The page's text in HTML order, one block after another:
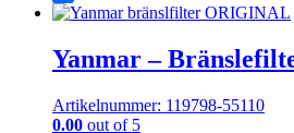
Share
Yanmar –
Artikelnummer: 119798-55110
0.00 out of 5